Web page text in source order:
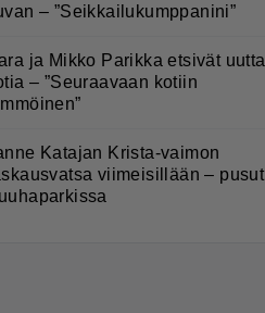
– ”Seikkailukumppanini”
ja Mikko Parikka etsivät uutta
– ”Seuraavaan kotiin
Katajan Krista-vaimon
viimeisillään – pusut